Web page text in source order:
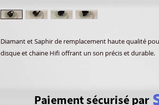
Diamant et Saphir de remplacement haute qualité
disque et chaine Hifi offrant un son précis et durable.